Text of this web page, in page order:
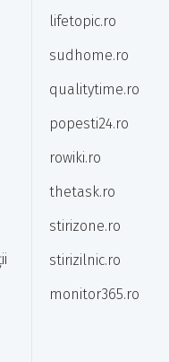
lifetopic.ro
sudhome.ro
qualitytime.ro
popesti24.ro
rowiki.ro
thetask.ro
stirizone.ro
stirizilnic.ro
monitor365.ro